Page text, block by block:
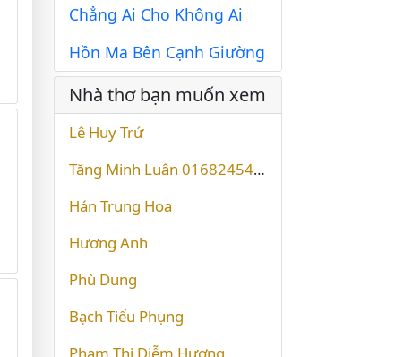
Chẳng Ai Cho Không Ai
Hồn Ma Bên Cạnh Giường
Nhà thơ bạn muốn xem
Lê Huy Trứ
Tăng Minh Luân 01682454742
Hán Trung Hoa
Hương Anh
Phù Dung
Bạch Tiểu Phụng